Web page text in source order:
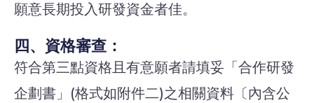
願意長期投入研發資金者佳。
四、資格審查：
符合第三點資格且有意願者請填妥「合作研發
企劃書」(格式如附件二)之相關資料〔內含公